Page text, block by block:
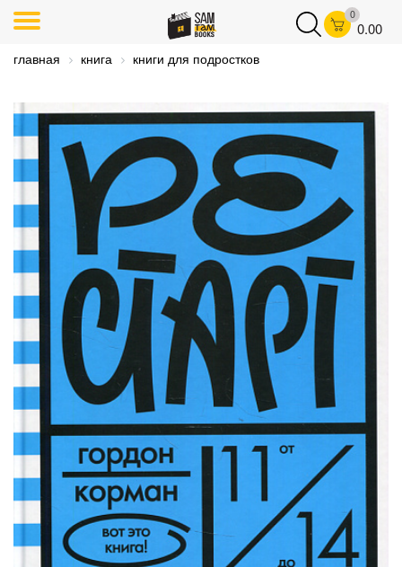
0
0.00
главная книга книги для подростков